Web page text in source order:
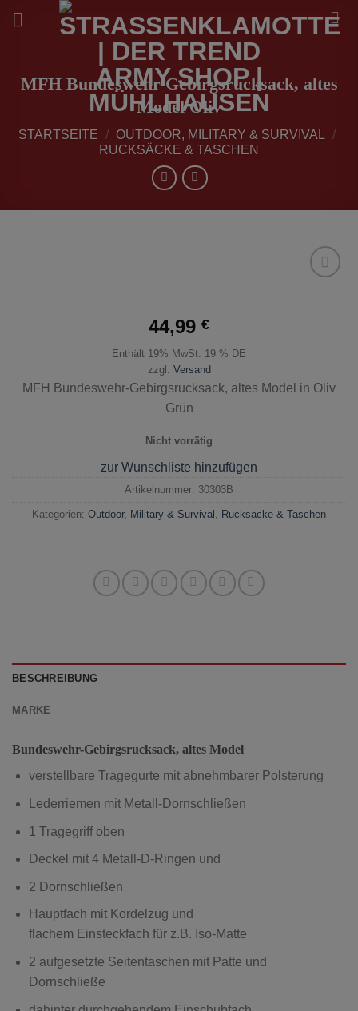
Inhalt
MFH Bundeswehr-Gebirgsrucksack, altes
Model Oliv
STARTSEITE / OUTDOOR, MILITARY & SURVIVAL
/
RUCKSÄCKE & TASCHEN
44,99 €
Enthält 19% MwSt. 19 % DE
zzgl. Versand
MFH Bundeswehr-Gebirgsrucksack, altes Model in Oliv
Grün
Nicht vorrätig
zur Wunschliste hinzufügen
Artikelnummer: 30303B
Kategorien: Outdoor, Military & Survival , Rucksäcke & Taschen
BESCHREIBUNG
MARKE
Bundeswehr-Gebirgsrucksack, altes Model
verstellbare Tragegurte mit abnehmbarer Polsterung
Lederriemen mit Metall-Dornschließen
1 Tragegriff oben
Deckel mit 4 Metall-D-Ringen und
2 Dornschließen
Hauptfach mit Kordelzug und
flachem Einsteckfach für z.B. Iso-Matte
2 aufgesetzte Seitentaschen mit Patte und
Dornschließe